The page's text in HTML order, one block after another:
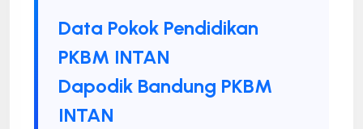
Data Pokok Pendidikan
PKBM INTAN
Dapodik Bandung PKBM
INTAN